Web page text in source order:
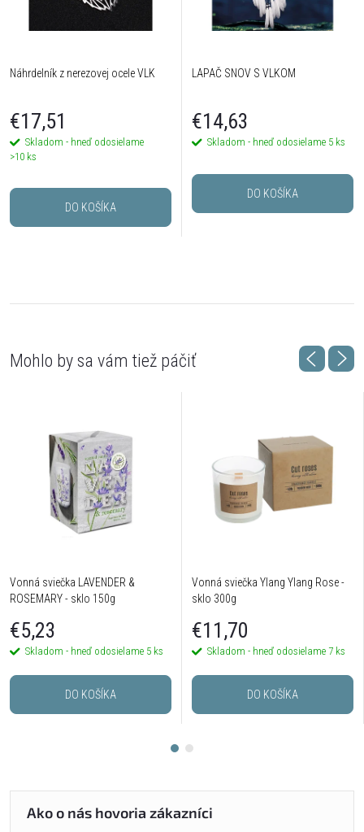
Náhrdelník z nerezovej ocele VLK
€17,51
Skladom - hneď odosielame
>10 ks
DO KOŠÍKA
LAPAČ SNOV S VLKOM
€14,63
Skladom - hneď odosielame 5 ks
DO KOŠÍKA
Vonná sviečka LAVENDER &
ROSEMARY - sklo 150g
€5,23
Skladom - hneď odosielame 5 ks
DO KOŠÍKA
Vonná sviečka Ylang Ylang Rose -
sklo 300g
€11,70
Skladom - hneď odosielame 7 ks
DO KOŠÍKA